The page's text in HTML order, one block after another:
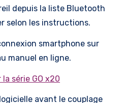
depuis la liste Bluetooth
selon les instructions.
smartphone sur
manuel en ligne.
série GO x20
avant le couplage